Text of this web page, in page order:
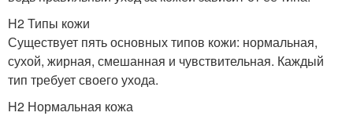
H2 Типы кожи
Существует пять основных типов кожи: нормальная,
сухой, жирная, смешанная и чувствительная. Каждый
тип требует своего ухода.
H2 Нормальная кожа